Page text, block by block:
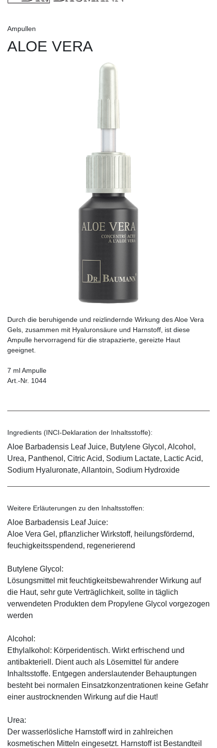
Ampullen
ALOE VERA
Durch die beruhigende und reizlindernde Wirkung des Aloe Vera
Gels, zusammen mit Hyaluronsäure und Harn­stoff, ist diese
Ampulle hervorragend für die strapazierte, gereizte Haut
geeignet.
7 ml Ampulle
Art.-Nr. 1044
Ingredients (INCI-Deklaration der Inhaltsstoffe):
Aloe Barbadensis Leaf Juice, Butylene Glycol, Alcohol,
Urea, Panthenol, Citric Acid, Sodium Lactate, Lactic Acid,
Sodium Hyaluronate, Allantoin, Sodium Hydroxide
Weitere Erläuterungen zu den Inhaltsstoffen:
Aloe Barbadensis Leaf Juice:
Aloe Vera Gel, pflanzlicher Wirkstoff, ­heilungsfördernd,
feuchigkeitsspendend, ­regenerierend
Butylene Glycol:
Lösungsmittel mit feuchtigkeitsbewahrender Wirkung auf
die Haut, sehr gute Verträglichkeit, sollte in täglich
verwendeten Produkten dem Propylene Glycol vorgezogen
werden
Alcohol:
Ethylalkohol: Körperidentisch. Wirkt erfrischend und
antibakteriell. Dient auch als Lösemittel für andere
Inhaltsstoffe. Entgegen anderslautender Behauptungen
besteht bei normalen Einsatzkonzentrationen keine Gefahr
einer austrocknenden Wirkung auf die Haut!
Urea:
Der wasserlösliche Harnstoff wird in zahlreichen
kosmetischen Mitteln eingesetzt. Harnstoff ist Bestandteil